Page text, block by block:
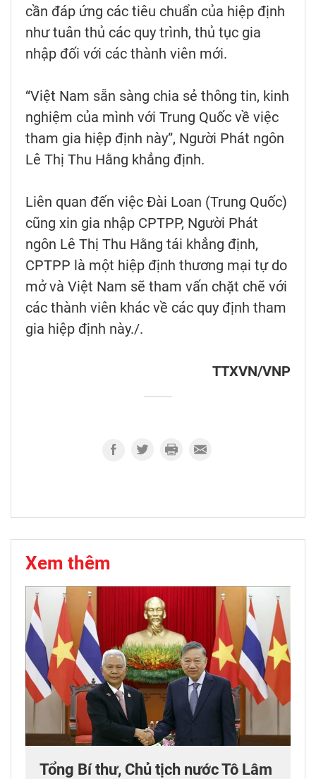
cần đáp ứng các tiêu chuẩn của hiệp định
như tuân thủ các quy trình, thủ tục gia
nhập đối với các thành viên mới.
“Việt Nam sẵn sàng chia sẻ thông tin, kinh
nghiệm của mình với Trung Quốc về việc
tham gia hiệp định này”, Người Phát ngôn
Lê Thị Thu Hằng khẳng định.
Liên quan đến việc Đài Loan (Trung Quốc)
cũng xin gia nhập CPTPP, Người Phát
ngôn Lê Thị Thu Hằng tái khẳng định,
CPTPP là một hiệp định thương mại tự do
mở và Việt Nam sẽ tham vấn chặt chẽ với
các thành viên khác về các quy định tham
gia hiệp định này./.
TTXVN/VNP
Xem thêm
Tổng Bí thư, Chủ tịch nước Tô Lâm